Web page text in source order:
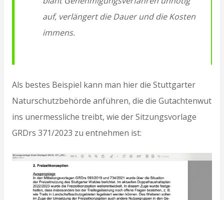
auf, verlängert die Dauer und die Kosten
immens.
Als bestes Beispiel kann man hier die Stuttgarter
Naturschutzbehörde anführen, die die Gutachtenwut
ins unermessliche treibt, wie der Sitzungsvorlage
GRDrs 371/2023 zu entnehmen ist: